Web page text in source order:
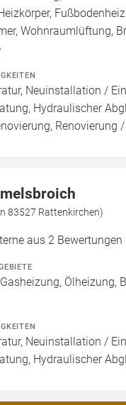
Wohnraumlüftung,
Neuinstallation /
Hydraulischer
Renovierung
83527 Rattenkirchen)
aus 2 Bewertungen
Ölheizung,
Neuinstallation /
Hydraulischer